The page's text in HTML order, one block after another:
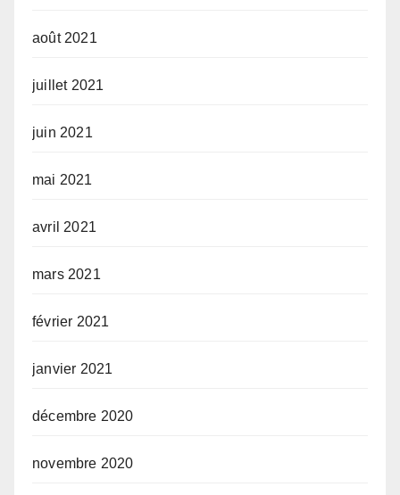
août 2021
juillet 2021
juin 2021
mai 2021
avril 2021
mars 2021
février 2021
janvier 2021
décembre 2020
novembre 2020